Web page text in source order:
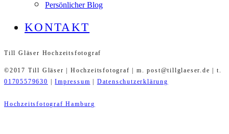
Persönlicher Blog
KONTAKT
Till Gläser Hochzeitsfotograf
©2017 Till Gläser | Hochzeitsfotograf | m. post@tillglaeser.de | t.
01705579630
|Impressum Datenschutzerklärung
Hochzeitsfotograf Hamburg